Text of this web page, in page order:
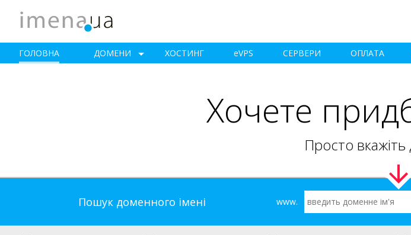
ГОЛОВНА ДОМЕНИ ХОСТИНГ eVPS СЕРВЕРИ ОПЛАТА
Хочете
Просто
Пошук доменного імені www.